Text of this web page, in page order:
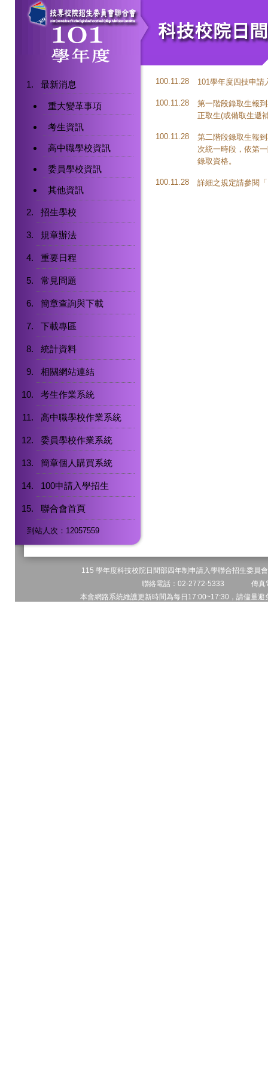
最新消息
重大變革事項
考生資訊
高中職學校資訊
委員學校資訊
其他資訊
招生學校
規章辦法
重要日程
常見問題
簡章查詢與下載
下載專區
統計資料
相關網站連結
考生作業系統
高中職學校作業系統
委員學校作業系統
簡章個人購買系統
100申請入學招生
聯合會首頁
到站人次：12057559
100.11.28 101學年度四技申請
100.11.28
第一階段錄取生報
正取生(或備取生遞
100.11.28
第二階段錄取生報
次統一時段，依第
錄取資格。
100.11.28 詳細之規定請參閱
115 學年度科技校院日間部四年制申請入學聯合招生委
聯絡電話：02-2772-5333 傳
本會網路系統維護更新時間為每日17:00~17:30，請儘量